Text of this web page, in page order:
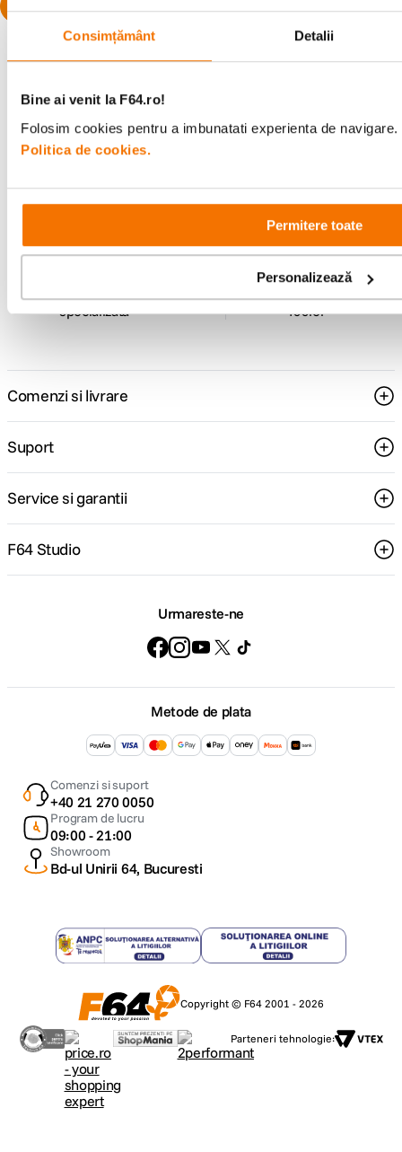
Consimțământ Detalii
Bine ai venit la F64.ro!
Folosim cookies pentru a imbunatati experienta de
Politica de cookies.
Permitere toate
Personalizează
Alatura-te comunitatii creatorilor
ghiduri foto-video si oferte pregatite special
pentru tine.
specializata
499lei
Comenzi si livrare
Suport
Service si garantii
F64 Studio
Urmareste-ne
Metode de plata
Comenzi si suport
+40 21 270 0050
Program de lucru
09:00 - 21:00
Showroom
Bd-ul Unirii 64, Bucuresti
Copyright © F64 2001 - 2026
Parteneri tehnologie: